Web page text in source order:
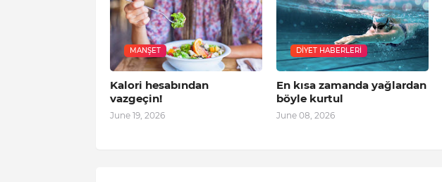
MANŞET
Kalori hesabından
vazgeçin!
June 19, 2026
DIYET HABERLERI
En kısa zamanda yağlardan
böyle kurtul
June 08, 2026